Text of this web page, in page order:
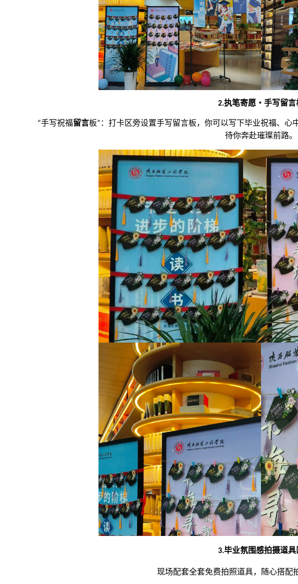
2.执笔寄愿・手写留言
“手写祝福留言板”： 打卡区旁设置手写留言板，你可以写下毕业祝福、
待你奔赴璀璨前路。
3.毕业氛围感拍摄道具
现场配套全套免费拍照道具，随心搭配